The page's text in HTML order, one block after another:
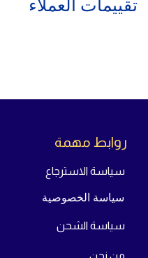
تقييمات العملاء
روابط مهمة
سياسة الاسترجاع
سياسة الخصوصية
سياسة الشحن